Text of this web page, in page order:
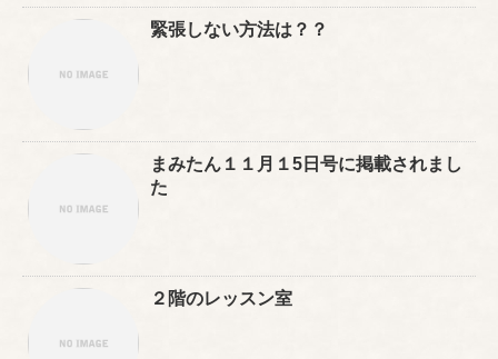
緊張しない方法は？？
まみたん１１月１5日号に掲載されまし
た
２階のレッスン室